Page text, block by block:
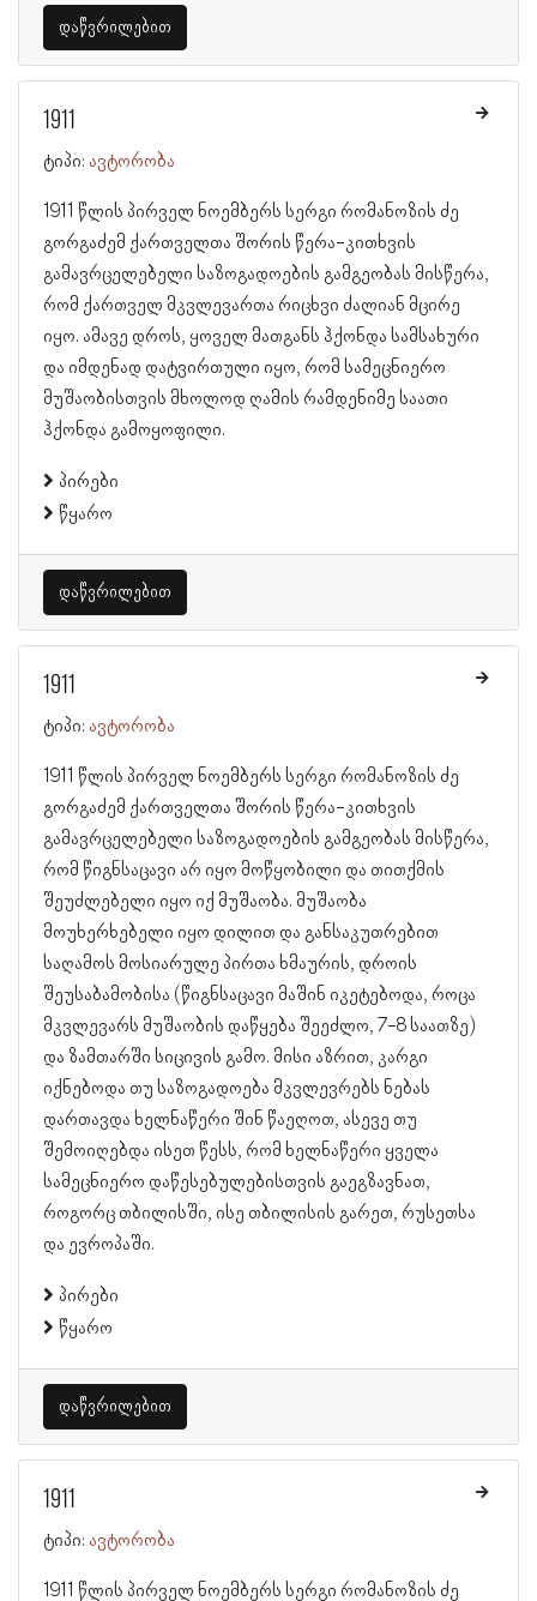
დაწვრილებით
1911
ტიპი: ავტორობა
1911 წლის პირველ ნოემბერს სერგი რომანოზის ძე
გორგაძემ ქართველთა შორის წერა-კითხვის
გამავრცელებელი საზოგადოების გამგეობას მისწერა,
რომ ქართველ მკვლევართა რიცხვი ძალიან მცირე
იყო. ამავე დროს, ყოველ მათგანს ჰქონდა სამსახური
და იმდენად დატვირთული იყო, რომ სამეცნიერო
მუშაობისთვის მხოლოდ ღამის რამდენიმე საათი
ჰქონდა გამოყოფილი.
პირები
წყარო
დაწვრილებით
1911
ტიპი: ავტორობა
1911 წლის პირველ ნოემბერს სერგი რომანოზის ძე
გორგაძემ ქართველთა შორის წერა-კითხვის
გამავრცელებელი საზოგადოების გამგეობას მისწერა,
რომ წიგნსაცავი არ იყო მოწყობილი და თითქმის
შეუძლებელი იყო იქ მუშაობა. მუშაობა
მოუხერხებელი იყო დილით და განსაკუთრებით
საღამოს მოსიარულე პირთა ხმაურის, დროის
შეუსაბამობისა (წიგნსაცავი მაშინ იკეტებოდა, როცა
მკვლევარს მუშაობის დაწყება შეეძლო, 7-8 საათზე)
და ზამთარში სიცივის გამო. მისი აზრით, კარგი
იქნებოდა თუ საზოგადოება მკვლევრებს ნებას
დართავდა ხელნაწერი შინ წაეღოთ, ასევე თუ
შემოიღებდა ისეთ წესს, რომ ხელნაწერი ყველა
სამეცნიერო დაწესებულებისთვის გაეგზავნათ,
როგორც თბილისში, ისე თბილისის გარეთ, რუსეთსა
და ევროპაში.
პირები
წყარო
დაწვრილებით
1911
ტიპი: ავტორობა
1911 წლის პირველ ნოემბერს სერგი რომანოზის ძე